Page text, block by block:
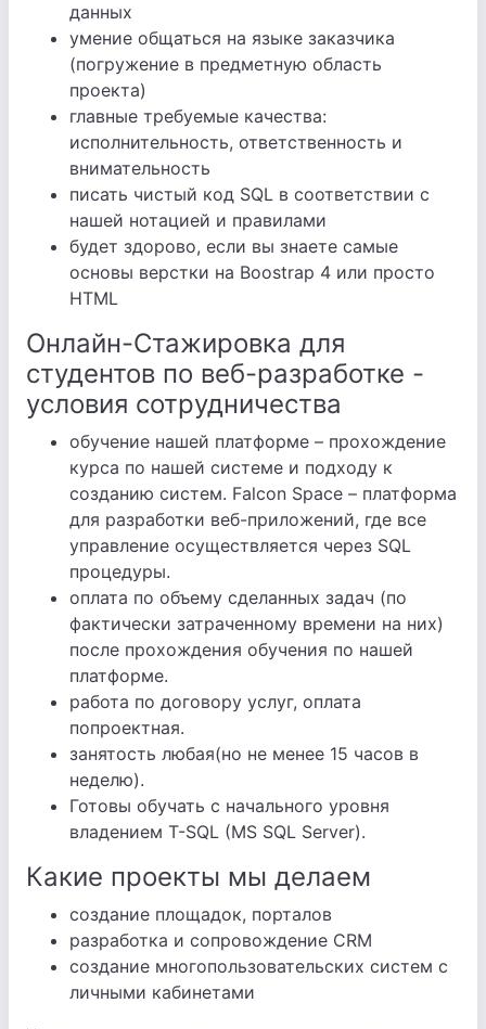
данных
умение общаться на языке заказчика
(погружение в предметную область
проекта)
главные требуемые качества:
исполнительность, ответственность и
внимательность
писать чистый код SQL в соответствии с
нашей нотацией и правилами
будет здорово, если вы знаете самые
основы верстки на Boostrap 4 или просто
HTML
Онлайн-Стажировка для
студентов по веб-разработке -
условия сотрудничества
обучение нашей платформе – прохождение
курса по нашей системе и подходу к
созданию систем. Falcon Space – платформа
для разработки веб-приложений, где все
управление осуществляется через SQL
процедуры.
оплата по объему сделанных задач (по
фактически затраченному времени на них)
после прохождения обучения по нашей
платформе.
работа по договору услуг, оплата
попроектная.
занятость любая(но не менее 15 часов в
неделю).
Готовы обучать с начального уровня
владением T-SQL (MS SQL Server).
Какие проекты мы делаем
создание площадок, порталов
разработка и сопровождение CRM
создание многопользовательских систем с
личными кабинетами